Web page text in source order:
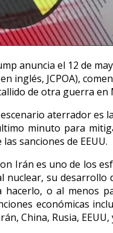
anuncia el 12 de
inglés, JCPOA),
de otra guerra en
aterrador es
minuto para
sanciones de EEUU.
Irán es uno de los
nuclear, su
o al menos
económicas
China, Rusia,